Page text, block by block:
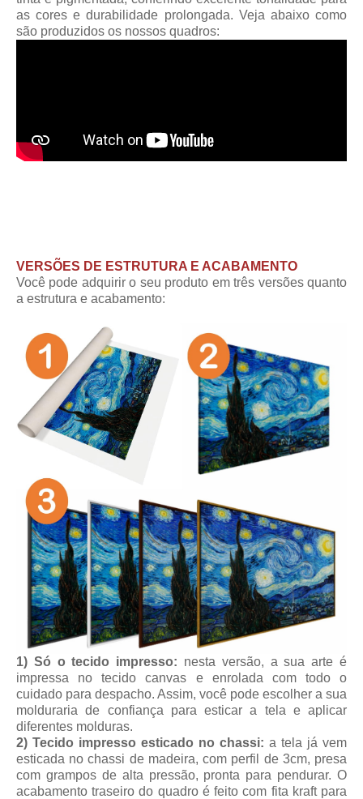
as cores e durabilidade prolongada. Veja abaixo como
são produzidos os nossos quadros:
VERSÕES DE ESTRUTURA E ACABAMENTO
Você pode adquirir o seu produto em três versões quanto
a estrutura e acabamento:
1) Só o tecido impresso: nesta versão, a sua arte é
impressa no tecido canvas e enrolada com todo o
cuidado para despacho. Assim, você pode escolher a sua
molduraria de confiança para esticar a tela e aplicar
diferentes molduras.
2) Tecido impresso esticado no chassi: a tela já vem
esticada no chassi de madeira, com perfil de 3cm, presa
com grampos de alta pressão, pronta para pendurar. O
acabamento traseiro do quadro é feito com fita kraft para